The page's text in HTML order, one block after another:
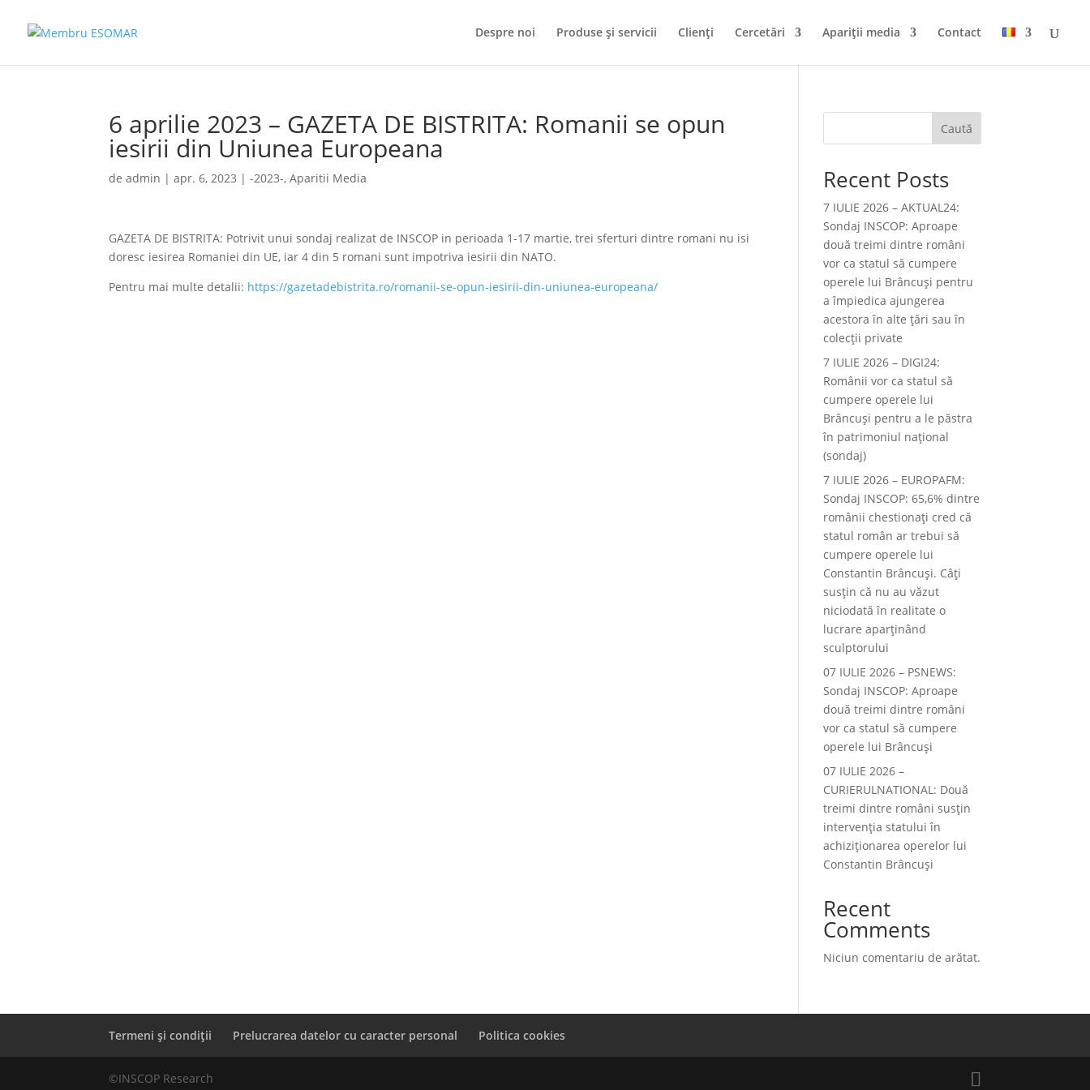
Despre noi Produse și servicii Clienți Cercetări Apariții media Contact
6 aprilie 2023 – GAZETA DE BISTRITA: Romanii se opun
iesirii din Uniunea Europeana
deadmin |apr. 6, 2023 |-2023-,Aparitii Media
GAZETA DE BISTRITA: Potrivit unui sondaj realizat de INSCOP in perioada 1-17 martie, trei sferturi dintre romani nu isi
doresc iesirea Romaniei din UE, iar 4 din 5 romani sunt impotriva iesirii din NATO.
Pentru mai multe detalii: https://gazetadebistrita.ro/romanii-se-opun-iesirii-din-uniunea-europeana/
Caută
Recent Posts
7 IULIE 2026 – AKTUAL24:
Sondaj INSCOP: Aproape
două treimi dintre români
vor ca statul să cumpere
operele lui Brâncuşi pentru
a împiedica ajungerea
acestora în alte ţări sau în
colecţii private
7 IULIE 2026 – DIGI24:
Românii vor ca statul să
cumpere operele lui
Brâncuși pentru a le păstra
în patrimoniul național
(sondaj)
7 IULIE 2026 – EUROPAFM:
Sondaj INSCOP: 65,6% dintre
românii chestionați cred că
statul român ar trebui să
cumpere operele lui
Constantin Brâncuși. Câți
susțin că nu au văzut
niciodată în realitate o
lucrare aparținând
sculptorului
07 IULIE 2026 – PSNEWS:
Sondaj INSCOP: Aproape
două treimi dintre români
vor ca statul să cumpere
operele lui Brâncuși
07 IULIE 2026 –
CURIERULNATIONAL: Două
treimi dintre români susțin
intervenția statului în
achiziționarea operelor lui
Constantin Brâncuși
Recent
Comments
Niciun comentariu de arătat.
Termeni și condiții Prelucrarea datelor cu caracter personal Politica cookies
©INSCOP Research